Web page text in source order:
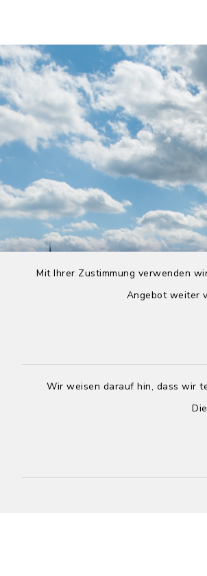
Mit Ihrer Zustimmung verwenden
Angebot weiter
Wir weisen darauf hin, dass wir